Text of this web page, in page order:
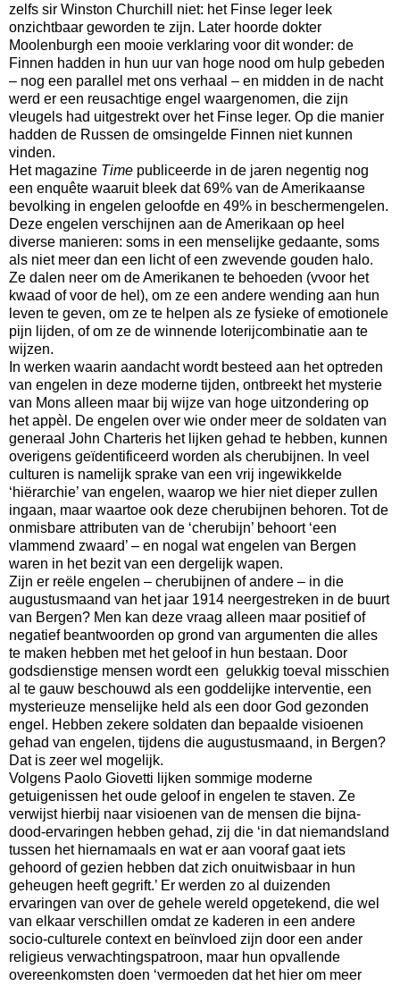
zelfs sir Winston Churchill niet: het Finse leger leek
onzichtbaar geworden te zijn. Later hoorde dokter
Moolenburgh een mooie verklaring voor dit wonder: de
Finnen hadden in hun uur van hoge nood om hulp gebeden
– nog een parallel met ons verhaal – en midden in de nacht
werd er een reusachtige engel waargenomen, die zijn
vleugels had uitgestrekt over het Finse leger. Op die manier
hadden de Russen de omsingelde Finnen niet kunnen
vinden.
Het magazine Time publiceerde in de jaren negentig nog
een enquête waaruit bleek dat 69% van de Amerikaanse
bevolking in engelen geloofde en 49% in beschermengelen.
Deze engelen verschijnen aan de Amerikaan op heel
diverse manieren: soms in een menselijke gedaante, soms
als niet meer dan een licht of een zwevende gouden halo.
Ze dalen neer om de Amerikanen te behoeden (vvoor het
kwaad of voor de hel), om ze een andere wending aan hun
leven te geven, om ze te helpen als ze fysieke of emotionele
pijn lijden, of om ze de winnende loterijcombinatie aan te
wijzen.
In werken waarin aandacht wordt besteed aan het optreden
van engelen in deze moderne tijden, ontbreekt het mysterie
van Mons alleen maar bij wijze van hoge uitzondering op
het appèl. De engelen over wie onder meer de soldaten van
generaal John Charteris het lijken gehad te hebben, kunnen
overigens geïdentificeerd worden als cherubijnen. In veel
culturen is namelijk sprake van een vrij ingewikkelde
‘hiërarchie’ van engelen, waarop we hier niet dieper zullen
ingaan, maar waartoe ook deze cherubijnen behoren. Tot de
onmisbare attributen van de ‘cherubijn’ behoort ‘een
vlammend zwaard’ – en nogal wat engelen van Bergen
waren in het bezit van een dergelijk wapen.
Zijn er reële engelen – cherubijnen of andere – in die
augustusmaand van het jaar 1914 neergestreken in de buurt
van Bergen? Men kan deze vraag alleen maar positief of
negatief beantwoorden op grond van argumenten die alles
te maken hebben met het geloof in hun bestaan. Door
godsdienstige mensen wordt een gelukkig toeval misschien
al te gauw beschouwd als een goddelijke interventie, een
mysterieuze menselijke held als een door God gezonden
engel. Hebben zekere soldaten dan bepaalde visioenen
gehad van engelen, tijdens die augustusmaand, in Bergen?
Dat is zeer wel mogelijk.
Volgens Paolo Giovetti lijken sommige moderne
getuigenissen het oude geloof in engelen te staven. Ze
verwijst hierbij naar visioenen van de mensen die bijna-
dood-ervaringen hebben gehad, zij die ‘in dat niemandsland
tussen het hiernamaals en wat er aan vooraf gaat iets
gehoord of gezien hebben dat zich onuitwisbaar in hun
geheugen heeft gegrift.’ Er werden zo al duizenden
ervaringen van over de gehele wereld opgetekend, die wel
van elkaar verschillen omdat ze kaderen in een andere
socio-culturele context en beïnvloed zijn door een ander
religieus verwachtingspatroon, maar hun opvallende
overeenkomsten doen ‘vermoeden dat het hier om meer